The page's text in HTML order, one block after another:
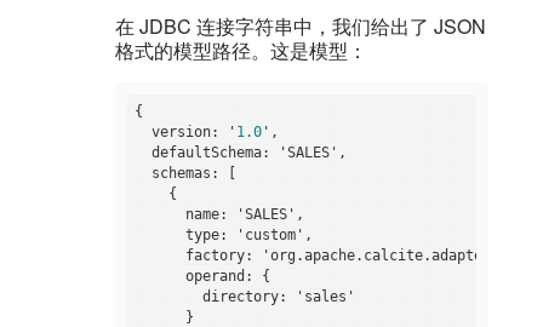
在 JDBC 连接字符串中，我们给出了 JSON
格式的模型路径。这是模型：
{
  version: '
1.0',
  defaultSchema: 'SALES',
  schemas: [
    {
      name: 'SALES',
      type: 'custom',
factory:
      operand: {
        directory: 'sales'
      }